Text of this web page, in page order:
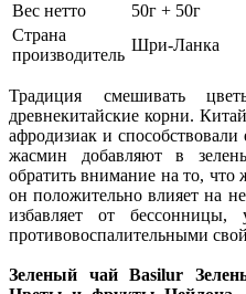
Вес нетто
50г + 50г
Страна
производитель
Шри-Ланка
Традиция смешивать
древнекитайские корни.
афродизиак и
жасмин добавляют в
обратить внимание на то, что
он положительно влияет на
избавляет от бессонницы,
противовоспалительными
Зеленый чай Basilur